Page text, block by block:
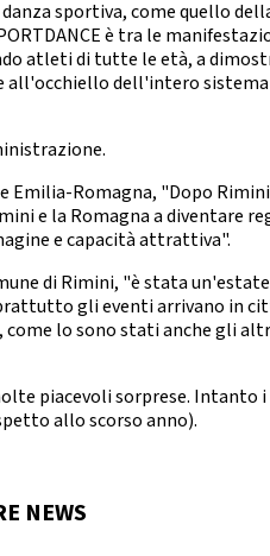
sportiva, come quello
è tra le
atleti di tutte le età, a
all'occhiello dell'intero
Emilia-Romagna, "Dopo
e la Romagna a diventare
e capacità attrattiva".
di Rimini, "è stata
gli eventi arrivano in
come lo sono stati anche gli
piacevoli sorprese. Intanto i
allo scorso anno).
NEWS